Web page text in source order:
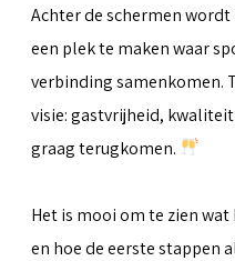
Achter de schermen
een plek te maken waar
verbinding samenkomen.
visie: gastvrijheid,
graag terugkomen.
Het is mooi om te zien
en hoe de eerste stappen